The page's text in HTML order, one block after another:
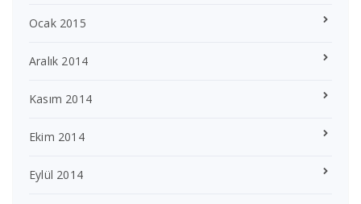
Ocak 2015
Aralık 2014
Kasım 2014
Ekim 2014
Eylül 2014